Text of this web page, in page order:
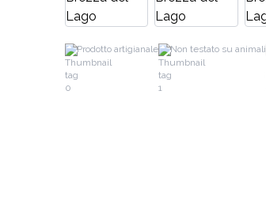
Prodotto artigianale Non testato su animali